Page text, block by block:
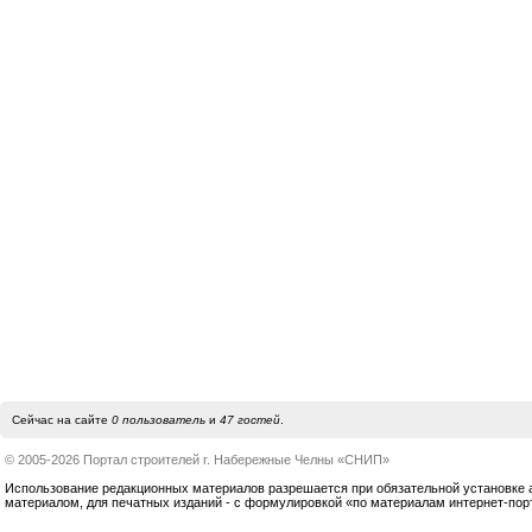
Сейчас на сайте 0 пользовательи 47 гостей.
© 2005-2026 Портал строителей г. Набережные Челны «СНИП»
Использование редакционных материалов разрешается при обязательной установке
материалом, для печатных изданий - с формулировкой «по материалам интернет-